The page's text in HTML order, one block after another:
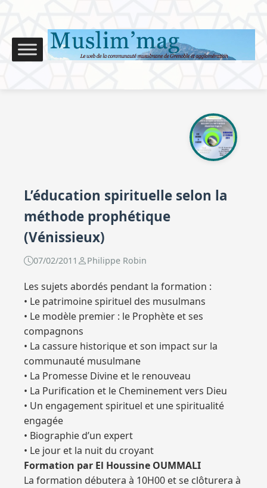
L’éducation spirituelle selon la
méthode prophétique
(Vénissieux)
07/02/2011 Philippe Robin
Les sujets abordés pendant la formation :
• Le patrimoine spirituel des musulmans
• Le modèle premier : le Prophète et ses
compagnons
• La cassure historique et son impact sur la
communauté musulmane
• La Promesse Divine et le renouveau
• La Purification et le Cheminement vers Dieu
• Un engagement spirituel et une spiritualité
engagée
• Biographie d’un expert
• Le jour et la nuit du croyant
Formation par El Houssine OUMMALI
La formation débutera à 10H00 et se clôturera à